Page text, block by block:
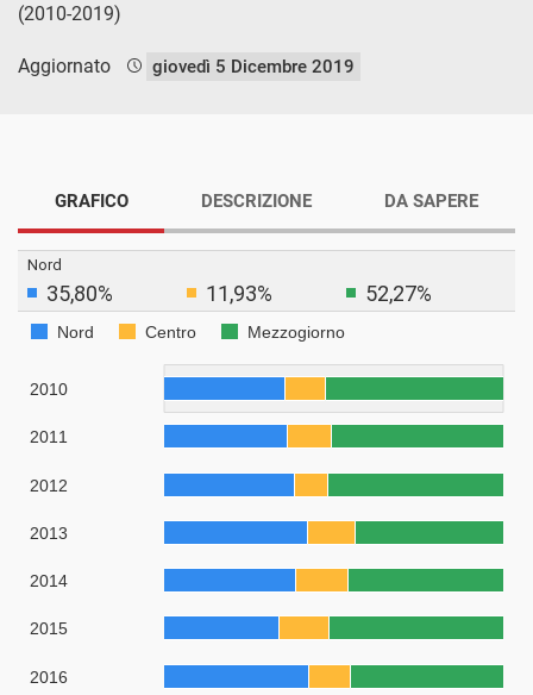
(2010-2019)
Aggiornato giovedì 5 Dicembre 2019
GRAFICO DESCRIZIONE DA SAPERE